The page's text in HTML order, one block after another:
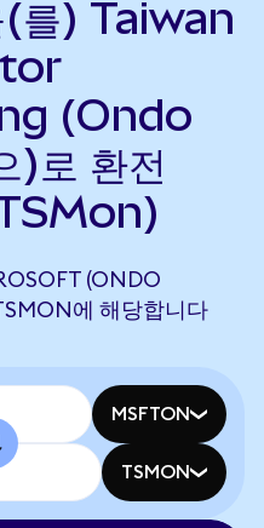
를) Taiwan
(Ondo
로 환전
(ONDO
에 해당합니다
MSFTON
TSMON